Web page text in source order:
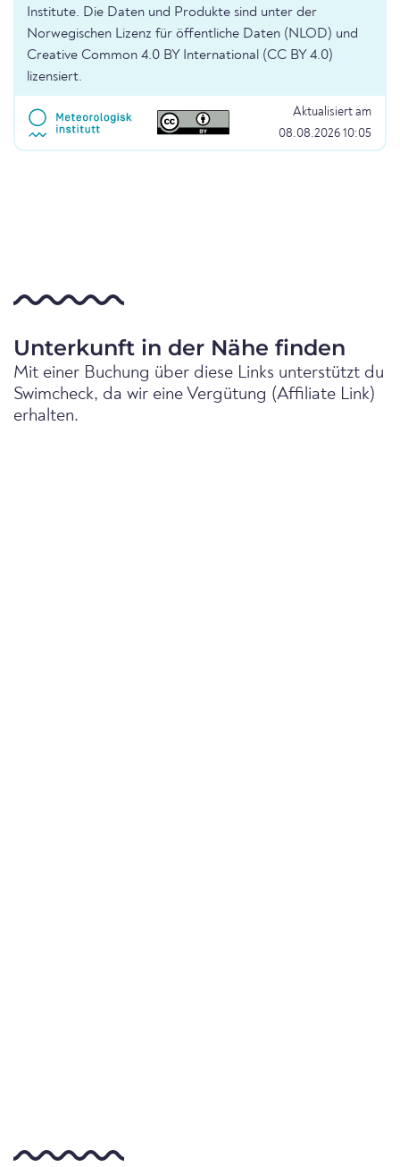
Institute. Die Daten und Produkte sind unter der
Norwegischen Lizenz für öffentliche Daten (NLOD) und
Creative Common 4.0 BY International (CC BY 4.0)
lizensiert.
Aktualisiert am
08.08.2026 10:05
Unterkunft in der Nähe finden
Mit einer Buchung über diese Links unterstützt du
Swimcheck, da wir eine Vergütung (Affiliate Link)
erhalten.